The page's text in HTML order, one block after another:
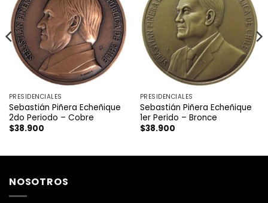
PRESIDENCIALES
Sebastián Piñera Echeñique
2do Periodo – Cobre
$38.900
PRESIDENCIALES
Sebastián Piñera Echeñique
1er Perido – Bronce
$38.900
NOSOTROS